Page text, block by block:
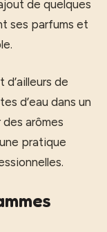
de quelques
ses parfums et
de
d’eau dans un
arômes
pratique